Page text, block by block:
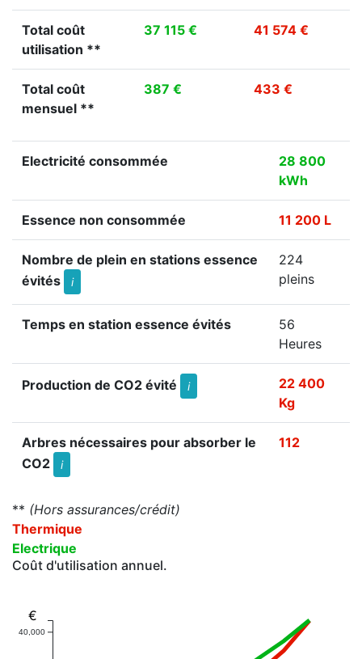
Total coût
utilisation **
37 115 € 41 574 €
Total coût
mensuel **
387 € 433 €
Electricité consommée
28 800
kWh
Essence non consommée 11 200 L
Nombre de plein en stations essence
évités
i
224
pleins
Temps en station essence évités
56
Heures
Production de CO2 évité i
22 400
Kg
Arbres nécessaires pour absorber le
CO2
i
112
** (Hors assurances/crédit)
Thermique
Electrique
Coût d'utilisation annuel.
40,000
€